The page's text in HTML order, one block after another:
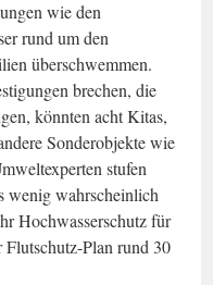
wie den
rund um den
überschwemmen.
brechen, die
könnten acht Kitas,
Sonderobjekte wie
stufen
wenig wahrscheinlich
Hochwasserschutz für
Flutschutz-Plan rund 30